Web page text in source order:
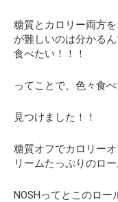
糖質とカロリー両方
が難しいのは分かるん
食べたい！！！
ってことで、色々食
見つけました！！
糖質オフでカロリー
リームたっぷりのロ
NOSHってとこのロー